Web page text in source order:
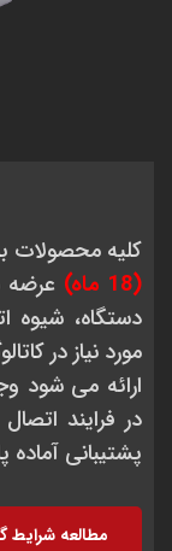
کلیه محصولات
(18 ماه)
عرضه
دستگاه، شیوه
مورد نیاز در
ارائه می شود
در فرایند
پشتیبانی
مطالعه شرایط